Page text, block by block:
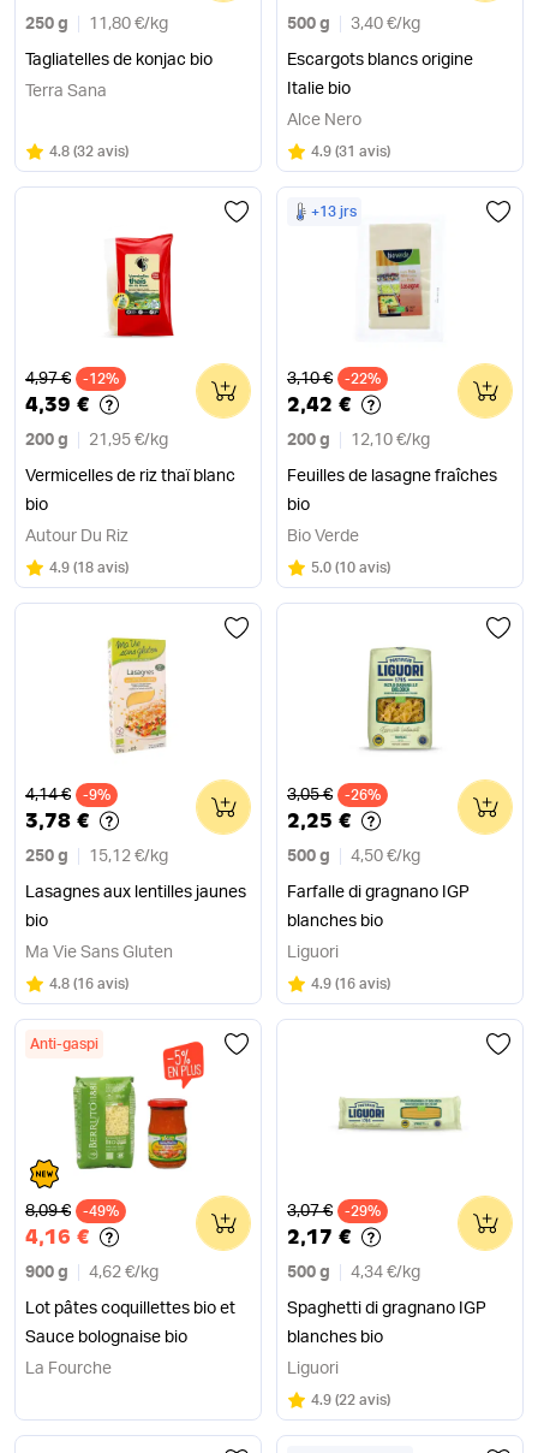
250 g 11,80 €/ kg
Tagliatelles de konjac bio
Terra Sana
Note
4.8 sur 5
(32 avis)
500 g 3,40 €/ kg
Escargots blancs origine
Italie bio
Alce Nero
Note
4.9 sur 5
(31 avis)
Ancien prix
4,97 € -12%
4,39 €
200 g 21,95 €/ kg
Vermicelles de riz thaï blanc
bio
0
Autour Du Riz
Note
4.9 sur 5
(18 avis)
+13 jrs
Ancien prix
3,10 € -22%
2,42 €
200 g 12,10 €/ kg
Feuilles de lasagne fraîches
bio
0
Bio Verde
Note
5.0 sur 5
(10 avis)
Ancien prix
4,14 € -9%
3,78 €
250 g 15,12 €/ kg
Lasagnes aux lentilles jaunes
bio
0
Ma Vie Sans Gluten
Note
4.8 sur 5
(16 avis)
Ancien prix
3,05 € -26%
2,25 €
500 g 4,50 €/ kg
Farfalle di gragnano IGP
blanches bio
0
Liguori
Note
4.9 sur 5
(16 avis)
Anti-gaspi
Ancien prix
8,09 € -49%
4,16 €
900 g 4,62 €/ kg
Lot pâtes coquillettes bio et
Sauce bolognaise bio
0
La Fourche
Ancien prix
3,07 € -29%
2,17 €
500 g 4,34 €/ kg
Spaghetti di gragnano IGP
blanches bio
0
Liguori
Note
4.9 sur 5
(22 avis)